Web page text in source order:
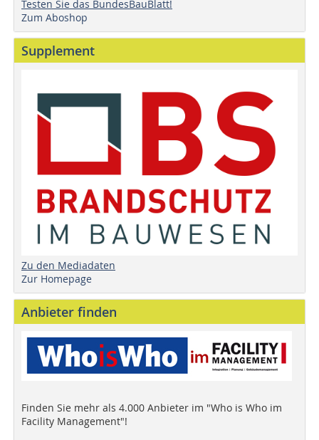
Testen Sie das BundesBauBlatt!
Zum Aboshop
Supplement
Zu den Mediadaten
Zur Homepage
Anbieter finden
Finden Sie mehr als 4.000 Anbieter im "Who is Who im
Facility Management"!